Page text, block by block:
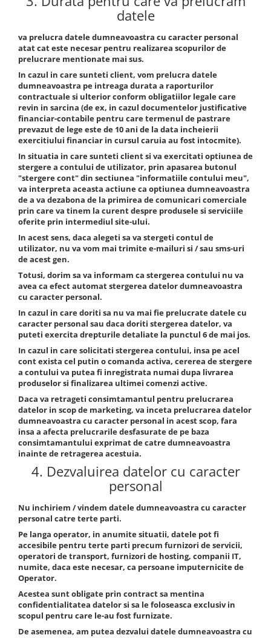
Pachete avantajoase
datele
va prelucra datele dumneavoastra cu caracter personal
atat cat este necesar pentru realizarea scopurilor de
prelucrare mentionate mai sus.
In cazul in care sunteti client, vom prelucra datele
dumneavoastra pe intreaga durata a raporturilor
contractuale si ulterior conform obligatiilor legale care
revin in sarcina (de ex, in cazul documentelor justificative
financiar-contabile pentru care termenul de pastrare
prevazut de lege este de 10 ani de la data incheierii
exercitiului financiar in cursul caruia au fost intocmite).
In situatia in care sunteti client si va exercitati optiunea de
stergere a contului de utilizator, prin apasarea butonul
"stergere cont" din sectiunea "informatiile contului meu",
va interpreta aceasta actiune ca optiunea dumneavoastra
de a va dezabona de la primirea de comunicari comerciale
prin care va tinem la curent despre produsele si serviciile
oferite prin intermediul site-ului.
In acest sens, daca alegeti sa va stergeti contul de
utilizator, nu va vom mai trimite e-mailuri si / sau sms-uri
de acest gen.
Totusi, dorim sa va informam ca stergerea contului nu va
avea ca efect automat stergerea datelor dumneavoastra
cu caracter personal.
In cazul in care doriti sa nu va mai fie prelucrate datele cu
caracter personal sau daca doriti stergerea datelor, va
puteti exercita drepturile detaliate la punctul 6 de mai jos.
In cazul in care solicitati stergerea contului, insa pe acel
cont exista cel putin o comanda activa, cererea de stergere
a contului va putea fi inregistrata numai dupa livrarea
produselor si finalizarea ultimei comenzi active.
Daca va retrageti consimtamantul pentru prelucrarea
datelor in scop de marketing, va inceta prelucrarea datelor
dumneavoastra cu caracter personal in acest scop, fara
insa a afecta prelucrarile desfasurate de pe baza
consimtamantului exprimat de catre dumneavoastra
inainte de retragerea acestuia.
4. Dezvaluirea datelor cu caracter
personal
Nu inchiriem / vindem datele dumneavoastra cu caracter
personal catre terte parti.
Pe langa operator, in anumite situatii, datele pot fi
accesibile pentru terte parti precum furnizori de servicii,
operatori de transport, furnizori de hosting, companii IT,
numite, daca este necesar, ca persoane imputernicite de
Operator.
Acestea sunt obligate prin contract sa mentina
confidentialitatea datelor si sa le foloseasca exclusiv in
scopul pentru care le-au fost furnizate.
De asemenea, am putea dezvalui datele dumneavoastra cu